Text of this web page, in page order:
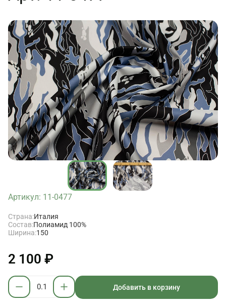
Артикул: 11-0477
Страна:Италия
Состав:Полиамид 100%
Ширина:150
2 100 ₽
Добавить в корзину